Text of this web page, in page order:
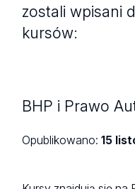
zostali wpisani
kursów:
BHP i Prawo
Opublikowano:15